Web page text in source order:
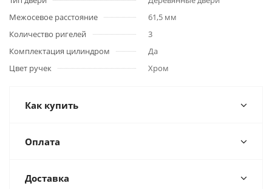
Межосевое расстояние
61,5 мм
Количество ригелей
3
Комплектация цилиндром
Да
Цвет ручек
Хром
Как купить
Оплата
Доставка